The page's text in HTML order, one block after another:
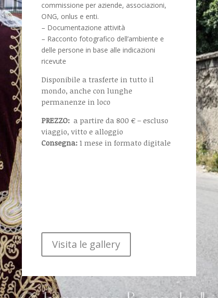
commissione per aziende, associazioni,
ONG, onlus e enti.
– Documentazione attività
– Racconto fotografico dell’ambiente e
delle persone in base alle indicazioni
ricevute
Disponibile a trasferte in tutto il
mondo, anche con lunghe
permanenze in loco
PREZZO:a partire da 800 € – escluso
viaggio, vitto e alloggio
Consegna:1 mese in formato digitale
Visita le gallery